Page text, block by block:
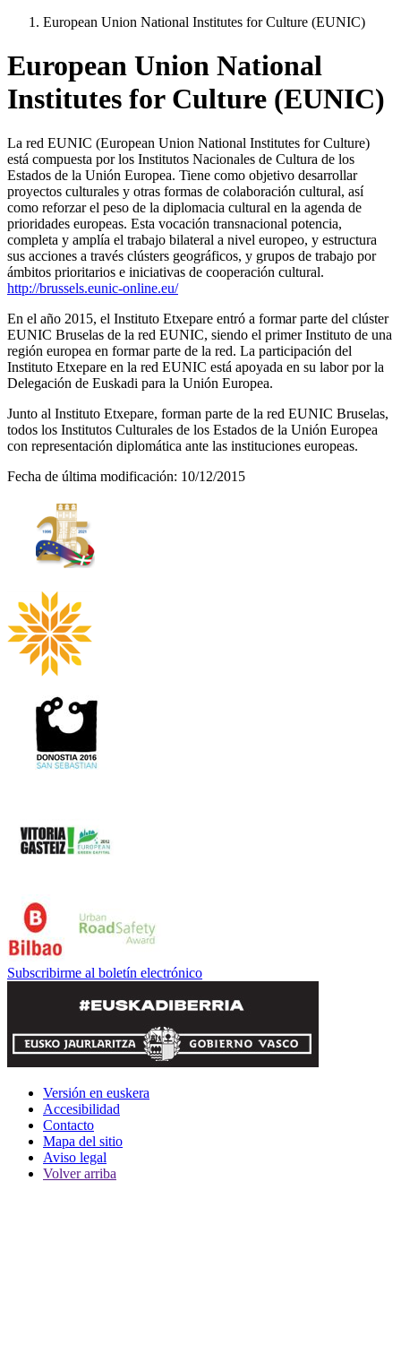
European Union National Institutes for Culture (EUNIC)
European Union National
Institutes for Culture (EUNIC)
La red EUNIC (European Union National Institutes for Culture)
está compuesta por los Institutos Nacionales de Cultura de los
Estados de la Unión Europea. Tiene como objetivo desarrollar
proyectos culturales y otras formas de colaboración cultural, así
como reforzar el peso de la diplomacia cultural en la agenda de
prioridades europeas. Esta vocación transnacional potencia,
completa y amplía el trabajo bilateral a nivel europeo, y estructura
sus acciones a través clústers geográficos, y grupos de trabajo por
ámbitos prioritarios e iniciativas de cooperación cultural.
http://brussels.eunic-online.eu/
En el año 2015, el Instituto Etxepare entró a formar parte del clúster
EUNIC Bruselas de la red EUNIC, siendo el primer Instituto de una
región europea en formar parte de la red. La participación del
Instituto Etxepare en la red EUNIC está apoyada en su labor por la
Delegación de Euskadi para la Unión Europea.
Junto al Instituto Etxepare, forman parte de la red EUNIC Bruselas,
todos los Institutos Culturales de los Estados de la Unión Europea
con representación diplomática ante las instituciones europeas.
Fecha de última modificación: 10/12/2015
Subscribirme al boletín electrónico
Versión en euskera
Accesibilidad
Contacto
Mapa del sitio
Aviso legal
Volver arriba